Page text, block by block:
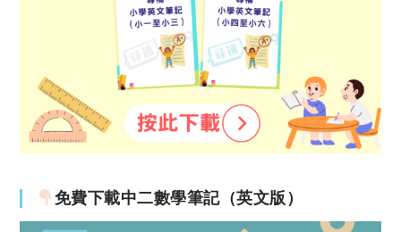
免費下載中二數學筆記（英文版）